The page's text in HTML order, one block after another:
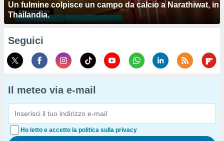
Un fulmine colpisce un campo da calcio a Narathiwat, in
Thailandia.
Seguici
Il meteo via e-mail
Ho letto e accetto la politica sulla privacy